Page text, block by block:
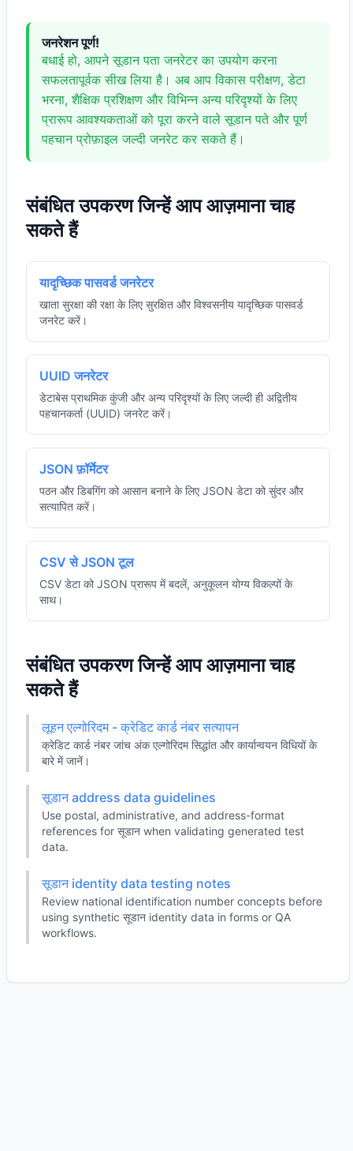
जनरेशन पूर्ण!
बधाई हो, आपने सूडान पता जनरेटर का उपयोग करना
सफलतापूर्वक सीख लिया है। अब आप विकास परीक्षण, डेटा
भरना, शैक्षिक प्रशिक्षण और विभिन्न अन्य परिदृश्यों के लिए
प्रारूप आवश्यकताओं को पूरा करने वाले सूडान पते और पूर्ण
पहचान प्रोफ़ाइल जल्दी जनरेट कर सकते हैं।
संबंधित उपकरण जिन्हें आप आज़माना चाह
सकते हैं
यादृच्छिक पासवर्ड जनरेटर
खाता सुरक्षा की रक्षा के लिए सुरक्षित और विश्वसनीय यादृच्छिक पासवर्ड
जनरेट करें।
UUID जनरेटर
डेटाबेस प्राथमिक कुंजी और अन्य परिदृश्यों के लिए जल्दी ही अद्वितीय
पहचानकर्ता (UUID) जनरेट करें।
JSON फ़ॉर्मेटर
पठन और डिबगिंग को आसान बनाने के लिए JSON डेटा को सुंदर और
सत्यापित करें।
CSV से JSON टूल
CSV डेटा को JSON प्रारूप में बदलें, अनुकूलन योग्य विकल्पों के
साथ।
संबंधित उपकरण जिन्हें आप आज़माना चाह
सकते हैं
लूहन एल्गोरिदम - क्रेडिट कार्ड नंबर सत्यापन
क्रेडिट कार्ड नंबर जांच अंक एल्गोरिदम सिद्धांत और कार्यान्वयन विधियों के
बारे में जानें।
सूडान address data guidelines
Use postal, administrative, and address-format
references for सूडान when validating generated test
data.
सूडान identity data testing notes
Review national identification number concepts before
using synthetic सूडान identity data in forms or QA
workflows.